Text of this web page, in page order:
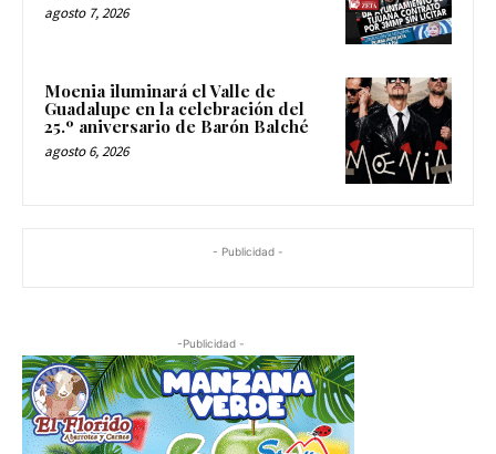
agosto 7, 2026
Moenia iluminará el Valle de
Guadalupe en la celebración del
25.º aniversario de Barón Balché
agosto 6, 2026
- Publicidad -
-Publicidad -